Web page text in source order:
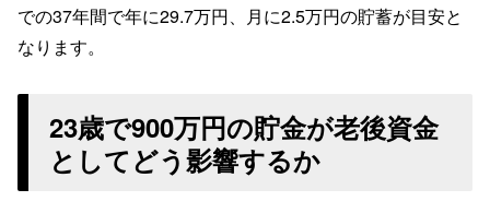
での37年間で年に29.7万円、月に2.5万円の貯蓄が目安と
なります。
23歳で900万円の貯金が老後資金
としてどう影響するか